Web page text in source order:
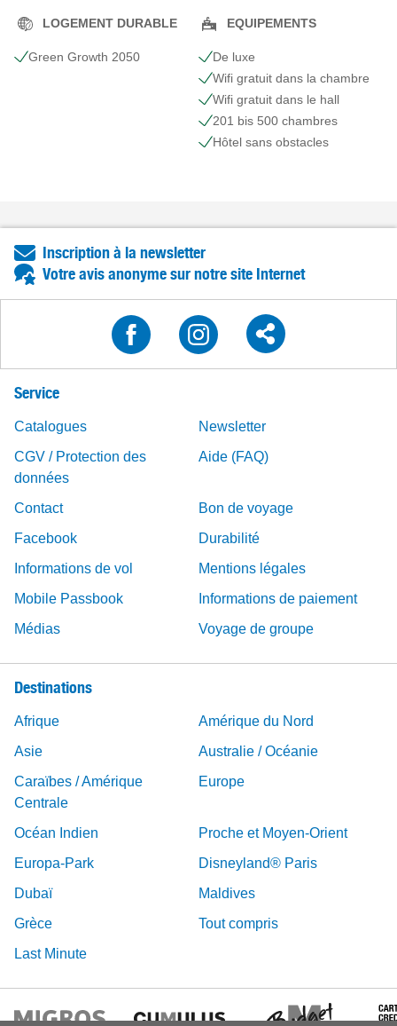
LOGEMENT DURABLE
Green Growth 2050
EQUIPEMENTS
De luxe
Wifi gratuit dans la chambre
Wifi gratuit dans le hall
201 bis 500 chambres
Hôtel sans obstacles
Inscription à la newsletter
Votre avis anonyme sur notre site Internet
Service
Catalogues
Newsletter
CGV / Protection des
données
Aide (FAQ)
Contact
Bon de voyage
Facebook
Durabilité
Informations de vol
Mentions légales
Mobile Passbook
Informations de paiement
Médias
Voyage de groupe
Destinations
Afrique
Amérique du Nord
Asie
Australie / Océanie
Caraïbes / Amérique
Centrale
Europe
Océan Indien
Proche et Moyen-Orient
Europa-Park
Disneyland® Paris
Dubaï
Maldives
Grèce
Tout compris
Last Minute